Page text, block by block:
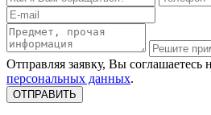
Отправляя заявку, Вы соглашаетесь
персональных данных.